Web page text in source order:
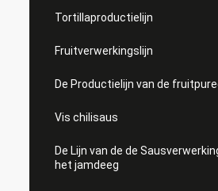
Tortillaproductielijn
Fruitverwerkingslijn
De Productielijn van de
Vis chilisaus
De Lijn van de de
het jamdeeg